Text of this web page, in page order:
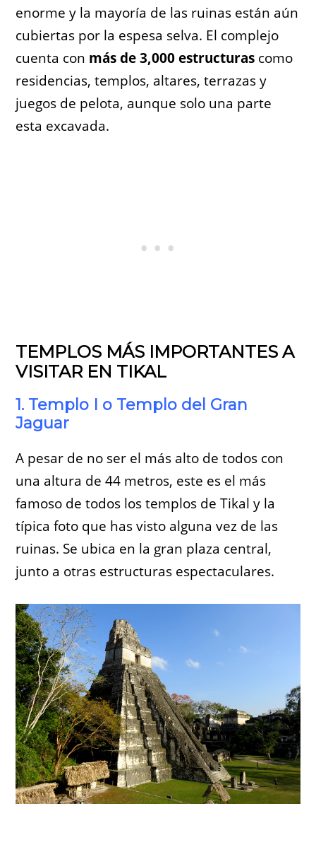
enorme y la mayoría de las ruinas están aún
cubiertas por la espesa selva. El complejo
cuenta con más de 3,000 estructuras como
residencias, templos, altares, terrazas y
juegos de pelota, aunque solo una parte
esta excavada.
TEMPLOS MÁS IMPORTANTES A
VISITAR EN TIKAL
1. Templo I o Templo del Gran
Jaguar
A pesar de no ser el más alto de todos con
una altura de 44 metros, este es el más
famoso de todos los templos de Tikal y la
típica foto que has visto alguna vez de las
ruinas. Se ubica en la gran plaza central,
junto a otras estructuras espectaculares.